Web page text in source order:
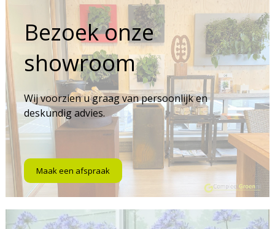
Bezoek onze
showroom
Wij voorzien u graag van persoonlijk en
deskundig advies.
Maak een afspraak